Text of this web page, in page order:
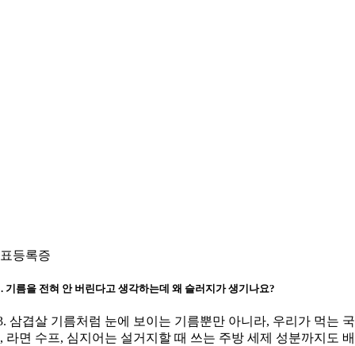
등록증
기름을 전혀 안 버린다고 생각하는데 왜 슬러지가 생기나요?
삼겹살 기름처럼 눈에 보이는 기름뿐만 아니라, 우리가 먹는 국
라면 수프, 심지어는 설거지할 때 쓰는 주방 세제 성분까지도